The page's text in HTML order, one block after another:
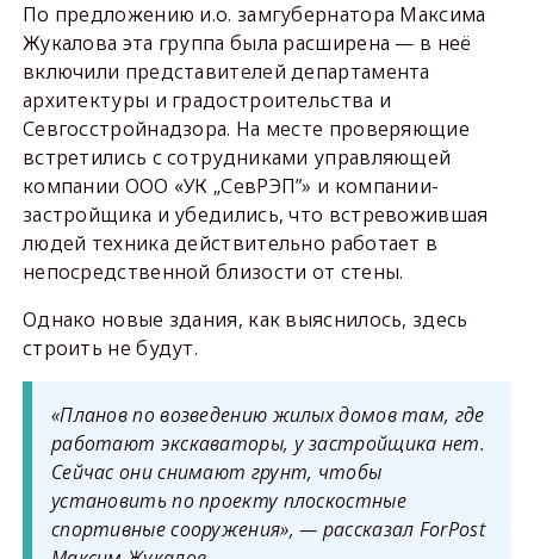
По предложению и.о. замгубернатора Максима
Жукалова эта группа была расширена — в неё
включили представителей департамента
архитектуры и градостроительства и
Севгосстройнадзора. На месте проверяющие
встретились с сотрудниками управляющей
компании ООО «УК „СевРЭП”» и компании-
застройщика и убедились, что встревожившая
людей техника действительно работает в
непосредственной близости от стены.
Однако новые здания, как выяснилось, здесь
строить не будут.
«Планов по возведению жилых домов там, где
работают экскаваторы, у застройщика нет.
Сейчас они снимают грунт, чтобы
установить по проекту плоскостные
спортивные сооружения», — рассказал ForPost